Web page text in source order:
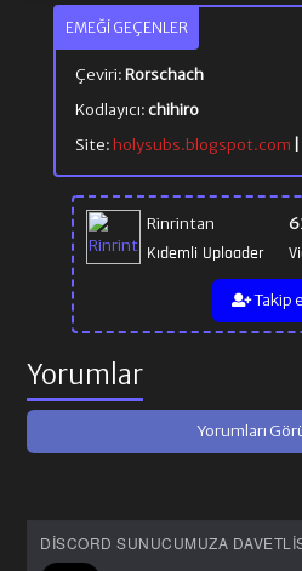
Rinrintan
Kıdemli Uploader
Takip
EMEĞI GEÇENLER
Çeviri:Rorschach
Kodlayıcı: chihiro
Site:holysubs.blogspot.com
Yorumlar
Yorumları
DISCORD SUNUCUMUZA